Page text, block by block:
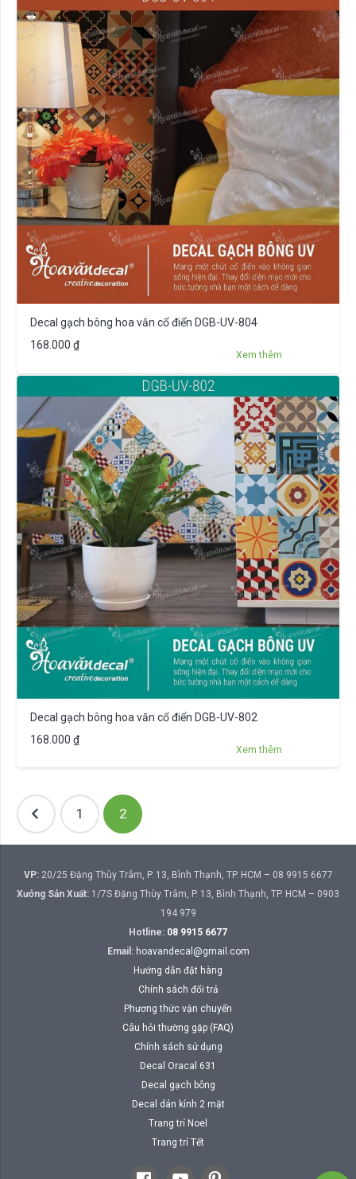
Decal gạch bông hoa văn cổ điển DGB-UV-804
168.000 ₫
Xem thêm
Decal gạch bông hoa văn cổ điển DGB-UV-802
168.000 ₫
Xem thêm
Phân
trang
bài
viết
1 2
VP:20/25 Đặng Thùy Trâm, P. 13, Bình Thạnh, TP. HCM – 08 9915 6677
Xưởng Sản Xuất: 1/7S Đặng Thùy Trâm, P. 13, Bình Thạnh, TP. HCM – 0903
194 979
Hotline: 08 9915 6677
Email: hoavandecal@gmail.com
Hướng dẫn đặt hàng
Chính sách đổi trả
Phương thức vận chuyển
Câu hỏi thường gặp (FAQ)
Chính sách sử dụng
Decal Oracal 631
Decal gạch bông
Decal dán kính 2 mặt
Trang trí Noel
Trang trí Tết